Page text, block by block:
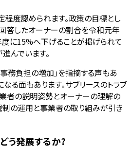
程度認められます。政策の目標とし
答したオーナーの割合を令和元年
に15%へ下げることが掲げられて
んでいます。
務負担の増加」を指摘する声もあ
る面もあります。サブリースのトラブ
者の説明姿勢とオーナーの理解の
制の運用と事業者の取り組みが引き
う発展するか?